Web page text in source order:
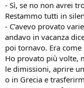
- Sì, se no non avrei
Restammo tutti in
- C’avevo provato
andavo in vacanza
poi tornavo. Era
Ho provato più volte,
le dimissioni, aprire
o in Grecia e